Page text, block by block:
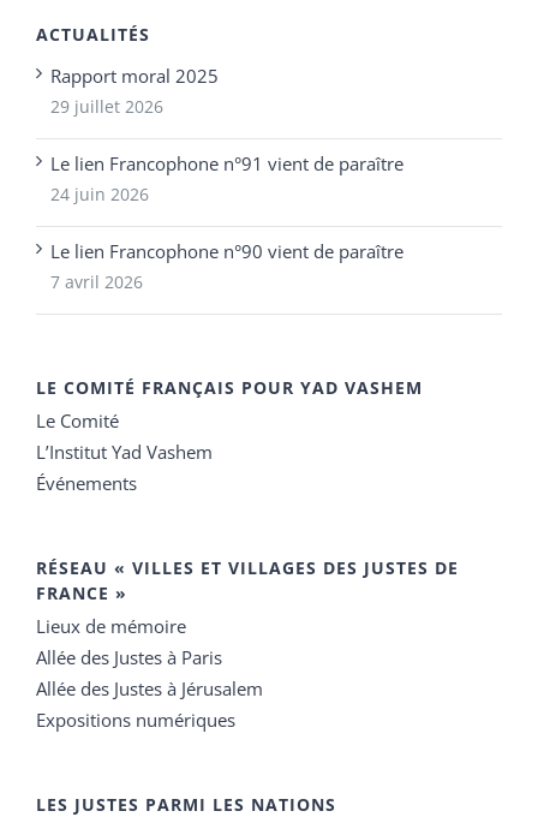
ACTUALITÉS
Rapport moral 2025
29 juillet 2026
Le lien Francophone n°91 vient de paraître
24 juin 2026
Le lien Francophone n°90 vient de paraître
7 avril 2026
LE COMITÉ FRANÇAIS POUR YAD VASHEM
Le Comité
L’Institut Yad Vashem
Événements
RÉSEAU « VILLES ET VILLAGES DES JUSTES DE
FRANCE »
Lieux de mémoire
Allée des Justes à Paris
Allée des Justes à Jérusalem
Expositions numériques
LES JUSTES PARMI LES NATIONS